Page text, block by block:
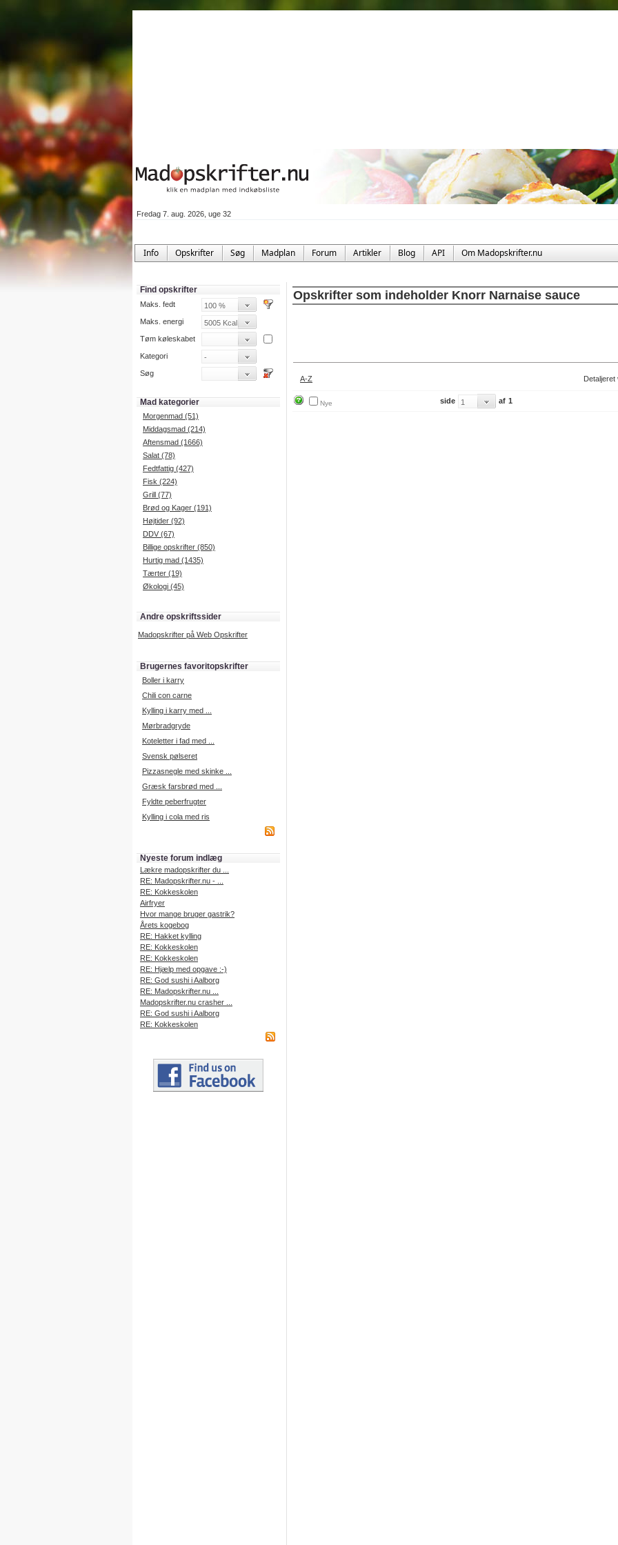
Fredag 7. aug. 2026, uge 32
Info Opskrifter Søg Madplan Forum Artikler Blog API Om Madopskrifter.nu
Find opskrifter
Maks. fedt
Maks. energi
Tøm køleskabet
Kategori
Søg
Mad kategorier
Morgenmad (51)
Middagsmad (214)
Aftensmad (1666)
Salat (78)
Fedtfattig (427)
Fisk (224)
Grill (77)
Brød og Kager (191)
Højtider (92)
DDV (67)
Billige opskrifter (850)
Hurtig mad (1435)
Tærter (19)
Økologi (45)
Andre opskriftssider
Madopskrifter på Web Opskrifter
Brugernes favoritopskrifter
Boller i karry
Chili con carne
Kylling i karry med ...
Mørbradgryde
Koteletter i fad med ...
Svensk pølseret
Pizzasnegle med skinke ...
Græsk farsbrød med ...
Fyldte peberfrugter
Kylling i cola med ris
Nyeste forum indlæg
Lækre madopskrifter du ...
RE: Madopskrifter.nu - ...
RE: Kokkeskolen
Airfryer
Hvor mange bruger gastrik?
Årets kogebog
RE: Hakket kylling
RE: Kokkeskolen
RE: Kokkeskolen
RE: Hjælp med opgave :-)
RE: God sushi i Aalborg
RE: Madopskrifter.nu ...
Madopskrifter.nu crasher ...
RE: God sushi i Aalborg
RE: Kokkeskolen
Opskrifter som indeholder Knorr Narnaise sauce
A-Z Detaljeret
Nye side af 1